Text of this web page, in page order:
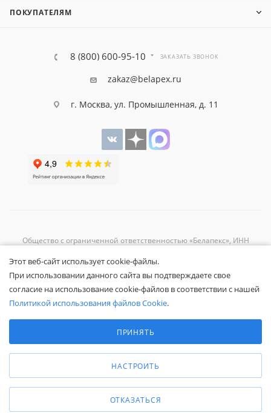
ПОКУПАТЕЛЯМ
8 (800) 600-95-10 ЗАКАЗАТЬ ЗВОНОК
zakaz@belapex.ru
г. Москва, ул. Промышленная, д. 11
Общество с ограниченной ответственностью «Белапекс», ИНН
Обращаем ваше внимание, что вся представленная на сайте
информация носит исключительно информационный характер и не
является публичной офертой.
Вы принимаете условияполитики
сайте Белапекс.ру.
Этот веб-сайт использует cookie-файлы.
При использовании данного сайта вы подтверждаете свое
согласие на использование cookie-файлов в соответствии с нашей
Политикой использования файлов Cookie.
Аналитические/Функциональные
ПРИНЯТЬ
НАСТРОИТЬ
ОТКАЗАТЬСЯ